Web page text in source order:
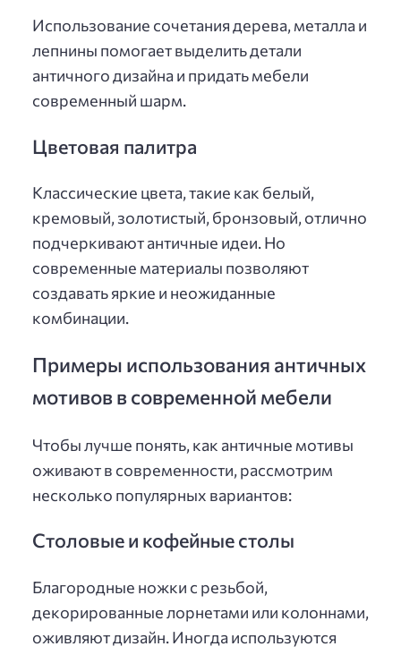
Использование сочетания дерева, металла и
лепнины помогает выделить детали
античного дизайна и придать мебели
современный шарм.
Цветовая палитра
Классические цвета, такие как белый,
кремовый, золотистый, бронзовый, отлично
подчеркивают античные идеи. Но
современные материалы позволяют
создавать яркие и неожиданные
комбинации.
Примеры использования античных
мотивов в современной мебели
Чтобы лучше понять, как античные мотивы
оживают в современности, рассмотрим
несколько популярных вариантов:
Столовые и кофейные столы
Благородные ножки с резьбой,
декорированные лорнетами или колоннами,
оживляют дизайн. Иногда используются